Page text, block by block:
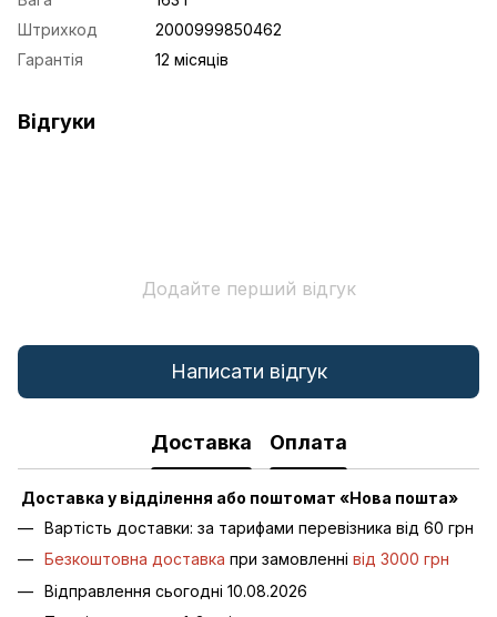
Штрихкод
2000999850462
Гарантія
12 місяців
Відгуки
Додайте перший відгук
Написати відгук
Доставка Оплата
Доставка у відділення або поштомат «Нова пошта»
Вартість доставки: за тарифами перевізника від 60 грн
Безкоштовна доставка при замовленні від 3000 грн
Відправлення сьогодні 10.08.2026